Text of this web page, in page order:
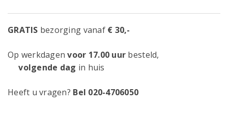
GRATIS bezorging vanaf € 30,-
Op werkdagenvoor 17.00 uur besteld,
volgende dag in huis
Heeft u vragen? Bel 020-4706050